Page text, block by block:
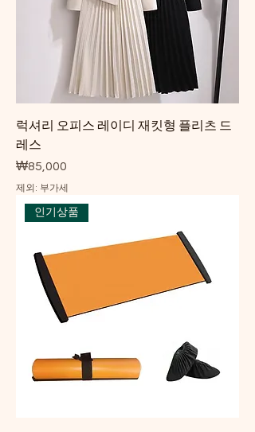
럭셔리 오피스 레이디 재킷형 플리츠 드
레스
가격
₩85,000
제외: 부가세
인기상품